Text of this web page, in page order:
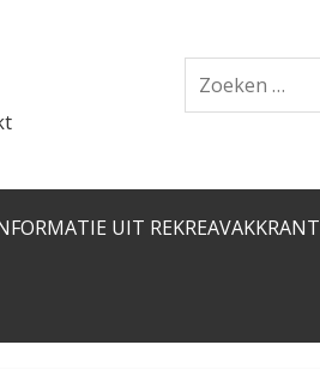
UIT REKREAVAKKRANT